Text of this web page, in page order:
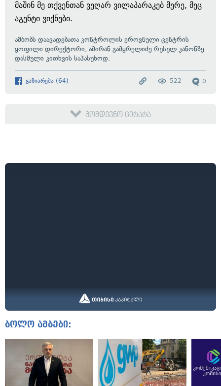
მაშინ მე თქვენთან ვეღარ ვილაპარაკებ მერე, მეც
აგენტი ვიქნები.
ამბობს დაავადებათა კონტროლის ეროვნული ცენტრის
ყოფილი დირექტორი, ამირან გამყრელიძე რუსულ კანონზე
დასმული კითხვის საპასუხოდ.
გაზიარება (64) 0
522
მომდევნო ციტატა
ბოლო ამბები: